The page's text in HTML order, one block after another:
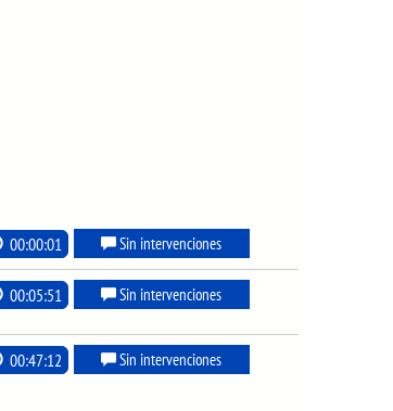
00:00:01 Sin intervenciones
00:05:51 Sin intervenciones
00:47:12 Sin intervenciones